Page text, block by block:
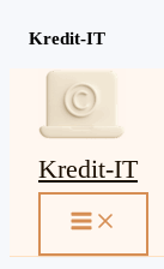
Kredit-IT
Перейти
содержимому
Kredit-IT
MAIN